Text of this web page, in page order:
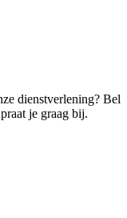
dienstverlening? Bel
je graag bij.